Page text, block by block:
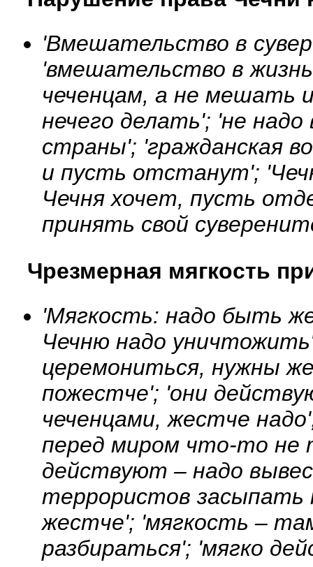
'Вмешательство в
'вмешательство в
чеченцам, а не мешать
нечего делать'; 'не
страны'; 'гражданская
и пусть отстанут';
Чечня хочет, пусть
принять свой
Чрезмерная мягкость
'Мягкость: надо быть
Чечню надо
церемониться, нужны
пожестче'; 'они
чеченцами, жестче
перед миром что-то не
действуют – надо
террористов засыпать
жестче'; 'мягкость –
разбираться'; 'мягко